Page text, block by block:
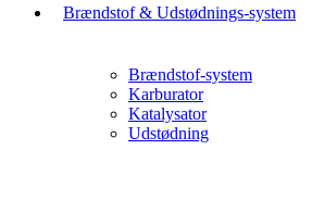
Brændstof & Udstødnings-system
Brændstof-system
Karburator
Katalysator
Udstødning